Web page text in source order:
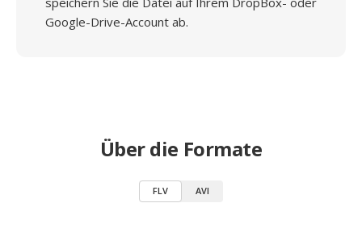
Google-Drive-Account ab.
Über die Formate
FLV AVI